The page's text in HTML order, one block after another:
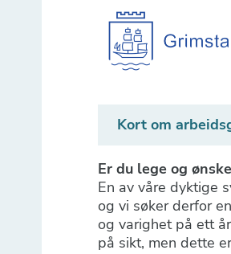
Kort om
Er du lege og
En av våre dyktige
og vi søker derfor
og varighet på ett
på sikt, men dette